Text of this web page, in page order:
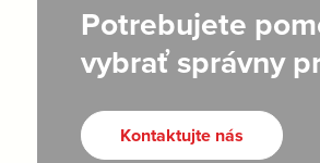
Potrebujete
vybrať správny
Kontaktujte nás